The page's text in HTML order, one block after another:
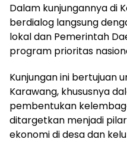
Dalam kunjungannya di
berdialog langsung
lokal dan Pemerintah
program prioritas
Kunjungan ini bertujuan
Karawang, khususnya
pembentukan
ditargetkan menjadi
ekonomi di desa dan